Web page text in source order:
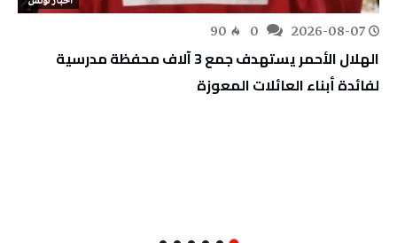
2026-08-07
90
الهلال الأحمر يستهدف جمع 3 آلاف محفظة مدرسية
لفائدة أبناء العائلات المعوزة